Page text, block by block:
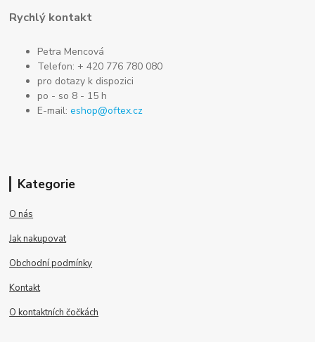
Rychlý kontakt
Petra Mencová
Telefon: + 420 776 780 080
pro dotazy k dispozici
po - so 8 - 15 h
E-mail:eshop@oftex.cz
Kategorie
O nás
Jak nakupovat
Obchodní podmínky
Kontakt
O kontaktních čočkách